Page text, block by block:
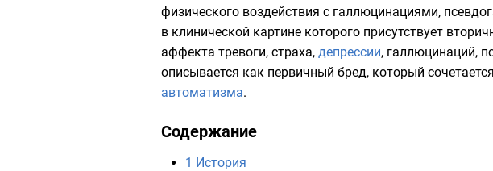
физического воздействия с галлюцинациями,
в клинической картине которого присутствует
аффекта тревоги, страха, депрессии, галлюцинаций,
описывается как первичный бред, который
автоматизма.
Содержание
1 История